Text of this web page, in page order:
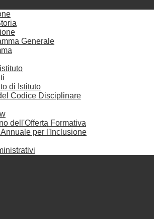
Generale
di Istituto
Codice Disciplinare
dell'Offerta Formativa
per l'Inclusione